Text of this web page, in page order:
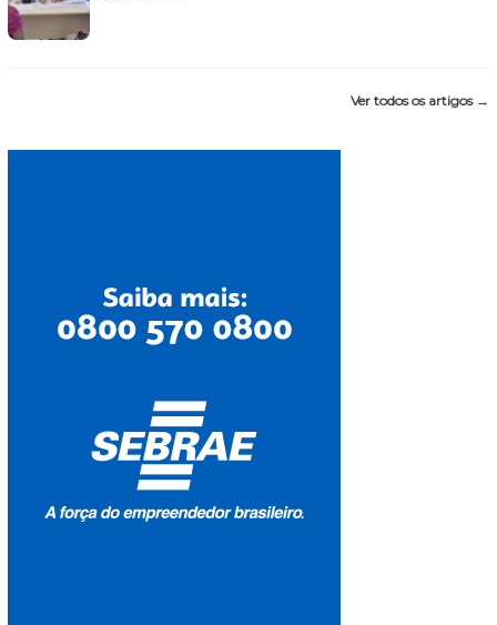
Ver todos os artigos →